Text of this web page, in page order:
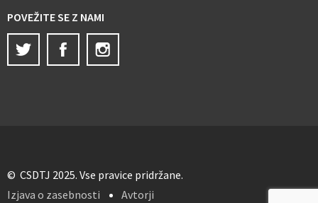
POVEŽITE SE Z NAMI
Twitter
Facebook
© CSDTJ 2025. Vse pravice pridržane.
Izjava o zasebnosti
Avtorji